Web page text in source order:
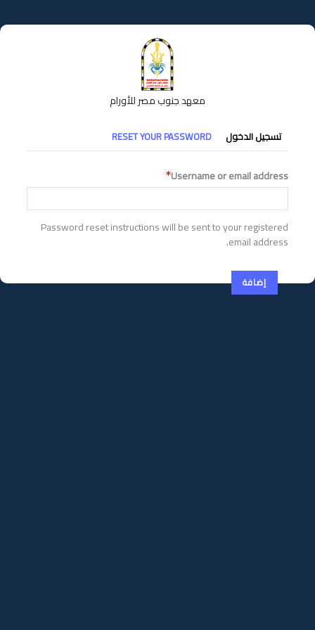
إلى
المحتوى
معهد جنوب مصر للأورام
التبويبات
الأساسية
تسجيل الدخول RESET YOUR PASSWORD
Username or email address
Password reset instructions will be sent to your registered
email address.